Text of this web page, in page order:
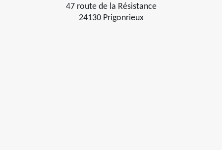
47 route de la Résistance
24130 Prigonrieux